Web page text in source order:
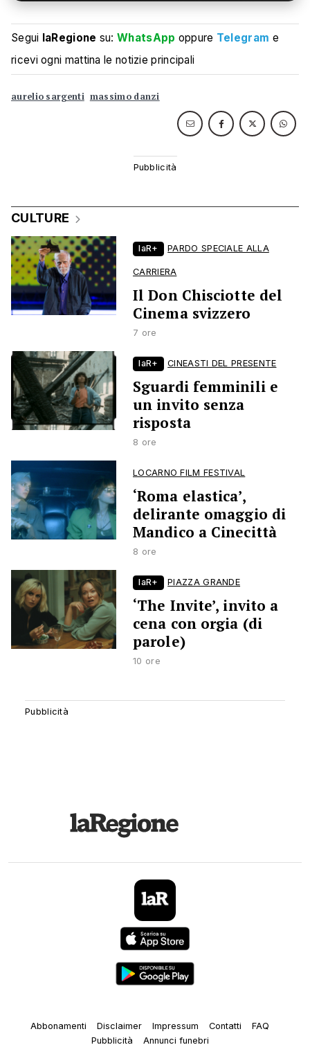
Segui laRegione su:WhatsApp oppure Telegram e
ricevi ogni mattina le notizie principali
aurelio sargenti massimo danzi
CULTURE
laR+ PARDO SPECIALE ALLA
CARRIERA
Il Don Chisciotte del
Cinema svizzero
7 ore
laR+ CINEASTI DEL PRESENTE
Sguardi femminili e
un invito senza
risposta
8 ore
LOCARNO FILM FESTIVAL
‘Roma elastica’,
delirante omaggio di
Mandico a Cinecittà
8 ore
laR+ PIAZZA GRANDE
‘The Invite’, invito a
cena con orgia (di
parole)
10 ore
Abbonamenti Disclaimer Impressum Contatti
FAQ
Pubblicità
Annunci funebri